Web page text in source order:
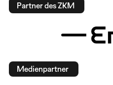
Partner des ZKM
Medienpartner